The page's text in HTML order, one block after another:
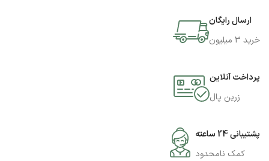
ارسال رایگان
خرید 3 میلیون
پرداخت آنلاین
زرین پال
پشتیبانی 24 ساعته
کمک نامحدود